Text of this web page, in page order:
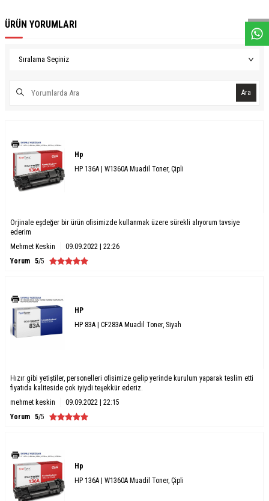
ÜRÜN YORUMLARI
Ara
Hp
HP 136A | W1360A Muadil Toner, Çipli
Orjinale eşdeğer bir ürün ofisimizde kullanmak üzere sürekli alıyorum tavsiye
ederim
Mehmet Keskin
09.09.2022 | 22:26
Yorum 5/5
HP
HP 83A | CF283A Muadil Toner, Siyah
Hızır gibi yetiştiler, personelleri ofisimize gelip yerinde kurulum yaparak teslim etti
fiyatıda kaliteside çok iyiydi teşekkür ederiz.
mehmet keskin
09.09.2022 | 22:15
Yorum 5/5
Hp
HP 136A | W1360A Muadil Toner, Çipli